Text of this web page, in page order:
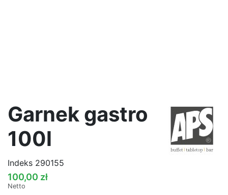
Garnek gastro
100l
Indeks 290155
100,00 zł
Netto